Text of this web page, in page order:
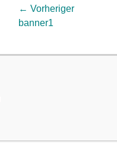
← Vorheriger
Vorheriger
banner1